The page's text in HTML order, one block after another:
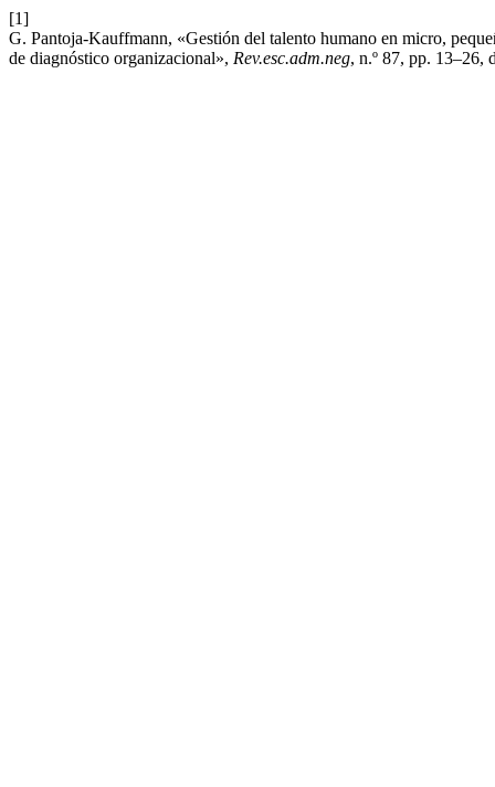
[1]
G. Pantoja-Kauffmann, «Gestión del talento humano en micro,
de diagnóstico organizacional», Rev.esc.adm.neg, n.º 87, pp. 13–26,